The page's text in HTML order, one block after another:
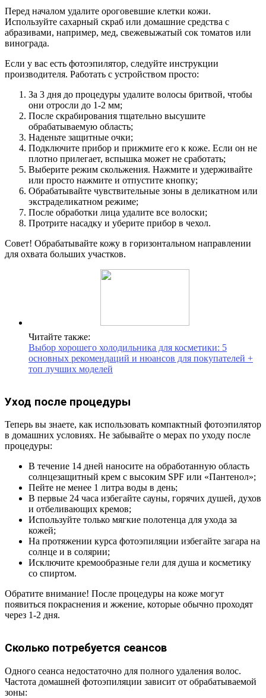
Перед началом удалите ороговевшие клетки кожи.
Используйте сахарный скраб или домашние средства с
абразивами, например, мед, свежевыжатый сок томатов или
винограда.
Если у вас есть фотоэпилятор, следуйте инструкции
производителя. Работать с устройством просто:
За 3 дня до процедуры удалите волосы бритвой, чтобы
они отросли до 1-2 мм;
После скрабирования тщательно высушите
обрабатываемую область;
Наденьте защитные очки;
Подключите прибор и прижмите его к коже. Если он не
плотно прилегает, вспышка может не сработать;
Выберите режим скольжения. Нажмите и удерживайте
или просто нажмите и отпустите кнопку;
Обрабатывайте чувствительные зоны в деликатном или
экстраделикатном режиме;
После обработки лица удалите все волоски;
Протрите насадку и уберите прибор в чехол.
Совет! Обрабатывайте кожу в горизонтальном направлении
для охвата больших участков.
Читайте также:
Выбор хорошего холодильника для косметики: 5
основных рекомендаций и нюансов для покупателей +
топ лучших моделей
Уход после процедуры
Теперь вы знаете, как использовать компактный фотоэпилятор
в домашних условиях. Не забывайте о мерах по уходу после
процедуры:
В течение 14 дней наносите на обработанную область
солнцезащитный крем с высоким SPF или «Пантенол»;
Пейте не менее 1 литра воды в день;
В первые 24 часа избегайте сауны, горячих душей, духов
и отбеливающих кремов;
Используйте только мягкие полотенца для ухода за
кожей;
На протяжении курса фотоэпиляции избегайте загара на
солнце и в солярии;
Исключите кремообразные гели для душа и косметику
со спиртом.
Обратите внимание! После процедуры на коже могут
появиться покраснения и жжение, которые обычно проходят
через 1-2 дня.
Сколько потребуется сеансов
Одного сеанса недостаточно для полного удаления волос.
Частота домашней фотоэпиляции зависит от обрабатываемой
зоны: